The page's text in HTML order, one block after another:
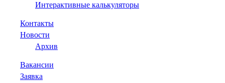
Интерактивные калькуляторы
Контакты
Новости
Архив
Вакансии
Заявка